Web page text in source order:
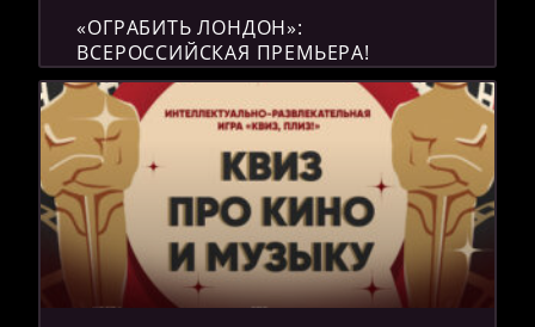
«ОГРАБИТЬ ЛОНДОН»:
ВСЕРОССИЙСКАЯ ПРЕМЬЕРА!